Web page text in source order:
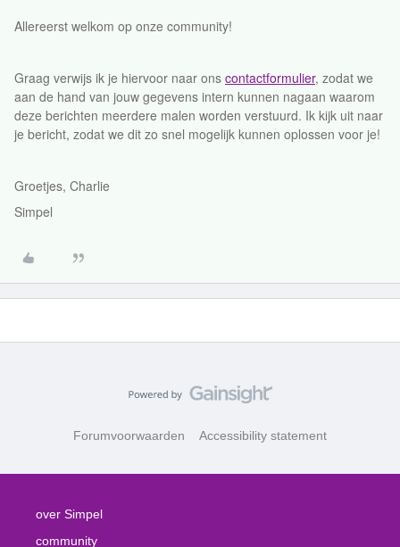
Allereerst welkom op onze community!
Graag verwijs ik je hiervoor naar ons contactformulier, zodat we
aan de hand van jouw gegevens intern kunnen nagaan waarom
deze berichten meerdere malen worden verstuurd. Ik kijk uit naar
je bericht, zodat we dit zo snel mogelijk kunnen oplossen voor je!
Groetjes, Charlie
Simpel
Forumvoorwaarden Accessibility statement
over Simpel
community